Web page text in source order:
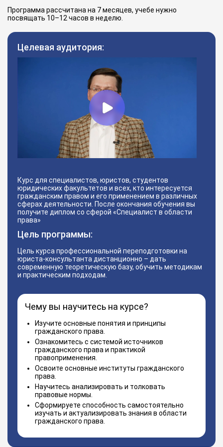
Программа рассчитана на 7 месяцев, учебе нужно
посвящать 10–12 часов в неделю.
Целевая аудитория:
Курс для специалистов, юристов, студентов
юридических факультетов и всех, кто интересуется
гражданским правом и его применением в различных
сферах деятельности. После окончания обучения вы
получите диплом со сферой «Специалист в области
права»
Цель программы:
Цель курса профессиональной переподготовки на
юриста-консультанта дистанционно – дать
современную теоретическую базу, обучить методикам
и практическим подходам.
Чему вы научитесь на курсе?
Изучите основные понятия и принципы
гражданского права.
Ознакомитесь с системой источников
гражданского права и практикой
правоприменения.
Освоите основные институты гражданского
права.
Научитесь анализировать и толковать
правовые нормы.
Сформируете способность самостоятельно
изучать и актуализировать знания в области
гражданского права.